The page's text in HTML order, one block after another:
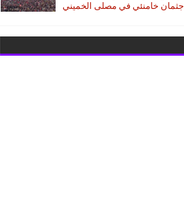
جثمان خامنئي في مصلى الخميني